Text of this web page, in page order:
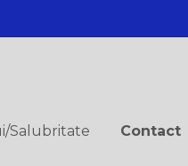
Salubritate Contact